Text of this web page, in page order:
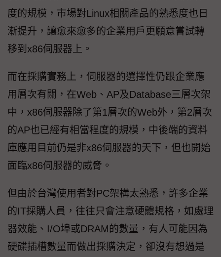
度的規模，市場對Linux相關產品的熟悉度也日
漸提升，讓愈來愈多的企業用戶更願意嘗試轉
移到x86伺服器上。
而在採購實務上，伺服器的選擇性仍跟企業應
用層次有關，在Web、AP及Database三層次架
中，x86伺服器除了第1層次的Web外，第2層次
的AP也已經有相當程度的規模，中後端的資料
庫應用目前仍是非x86伺服器的天下，但也開始
面臨x86伺服器的威脅。
但由於台灣使用者對PC架構太熟悉，許多企業
的IT採購人員，往往只會注意硬體規格，如處理
器效能、I/O埠或DRAM的數量，有人可能因為
硬碟插槽數量而做出採購決定，卻沒有想過是